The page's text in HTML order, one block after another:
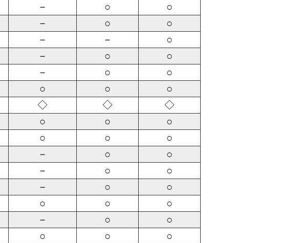
－ ○ ○
－ ○ ○
－ － ○
－ ○ ○
－ ○ ○
○ ○ ○
◇ ◇ ◇
○ ○ ○
○ ○ ○
－ ○ ○
－ ○ ○
－ ○ ○
○ ○ ○
－ ○ ○
○ ○ ○